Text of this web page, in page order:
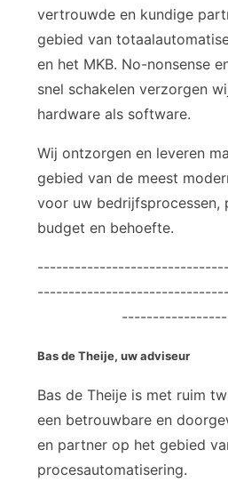
vertrouwde en kundige
gebied van
en het MKB. No-nonsense
snel schakelen verzorgen
hardware als software.
Wij ontzorgen en leveren
gebied van de meest
voor uw bedrijfsprocessen,
budget en behoefte.
Bas de Theije, uw adviseur
Bas de Theije is met ruim
een betrouwbare en
en partner op het gebied
procesautomatisering.